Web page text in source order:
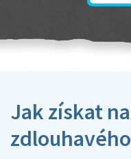
Jak získat